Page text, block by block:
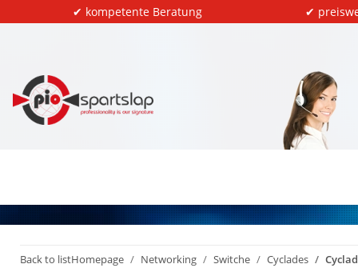
✔ kompetente Beratung ✔
Back to listHomepage Networking Switche Cyclades